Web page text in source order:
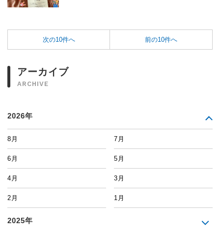
次の10件へ 前の10件へ
アーカイブ
ARCHIVE
2026年
8月 7月
6月 5月
4月 3月
2月 1月
2025年